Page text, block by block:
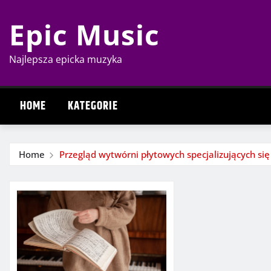
content
Epic Music
Najlepsza epicka muzyka
HOME KATEGORIE
Home Przegląd wytwórni płytowych specjalizujących